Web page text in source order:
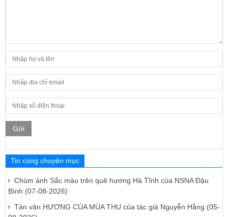
Gửi
Tin cùng chuyên mục
Chùm ảnh Sắc màu trên quê hương Hà Tĩnh của NSNA Đậu
Bình (07-08-2026)
Tản văn HƯƠNG CỦA MÙA THU của tác giả Nguyễn Hằng (05-